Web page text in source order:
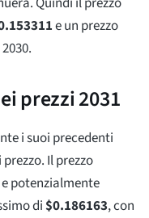
e un prezzo
prezzi 2031
i suoi precedenti
Il prezzo
e potenzialmente
di$0.186163, con